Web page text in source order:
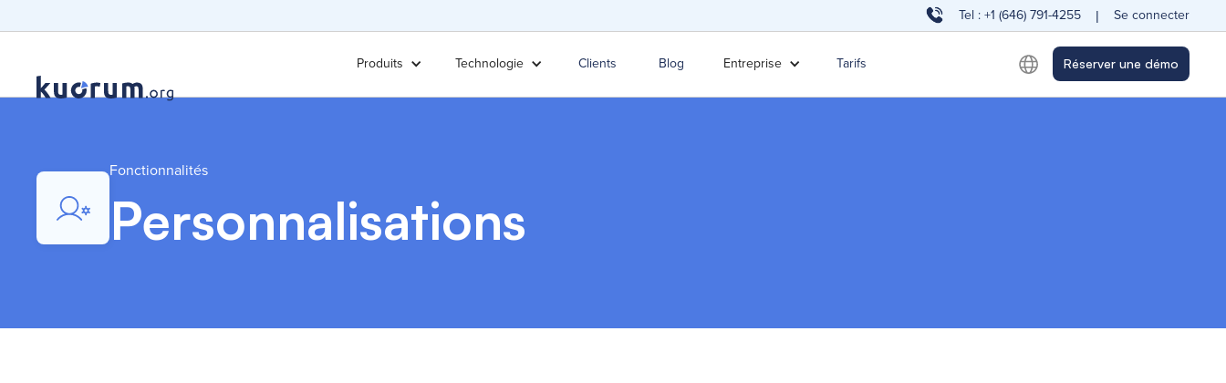
Tel : +1 (646) 791-4255 | Se connecter
Produits Technologie Clients Blog Entreprise Tarifs Réserver une démo
Fonctionnalités
Personnalisations